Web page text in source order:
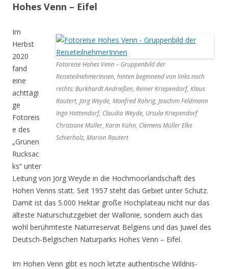
Hohes Venn – Eifel
Fotoreise Hohes Venn – Gruppenbild der
ReiseteilnehmerInnen, hinten beginnend von links nach
rechts: Burkhardt Andrießen, Reiner Kriependorf, Klaus
Rautert, Jörg Weyde, Manfred Röhrig, Joachim Feldmann
Ingo Hattendorf, Claudia Weyde, Ursula Kriependorf
Christiane Müller, Karin Kühn, Clemens Müller Elke
Schierholz, Marion Rautert
Im
Herbst
2020
fand
eine
achttägi
ge
Fotoreis
e des
„Grünen
Rucksac
ks“ unter
Leitung von Jörg Weyde in die Hochmoorlandschaft des
Hohen Venns statt. Seit 1957 steht das Gebiet unter Schutz.
Damit ist das 5.000 Hektar große Hochplateau nicht nur das
älteste Naturschutzgebiet der Wallonie, sondern auch das
wohl berühmteste Naturreservat Belgiens und das Juwel des
Deutsch-Belgischen Naturparks Hohes Venn – Eifel.
Im Hohen Venn gibt es noch letzte authentische Wildnis-